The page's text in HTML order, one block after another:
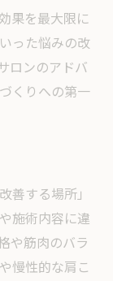
果を最大限に
った悩みの改
ロンのアドバ
くりへの第一
する場所」
施術内容に違
や筋肉のバラ
慢性的な肩こ